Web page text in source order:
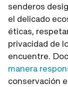
senderos
el delicado
éticas,
privacidad de
encuentre.
manera
conservación